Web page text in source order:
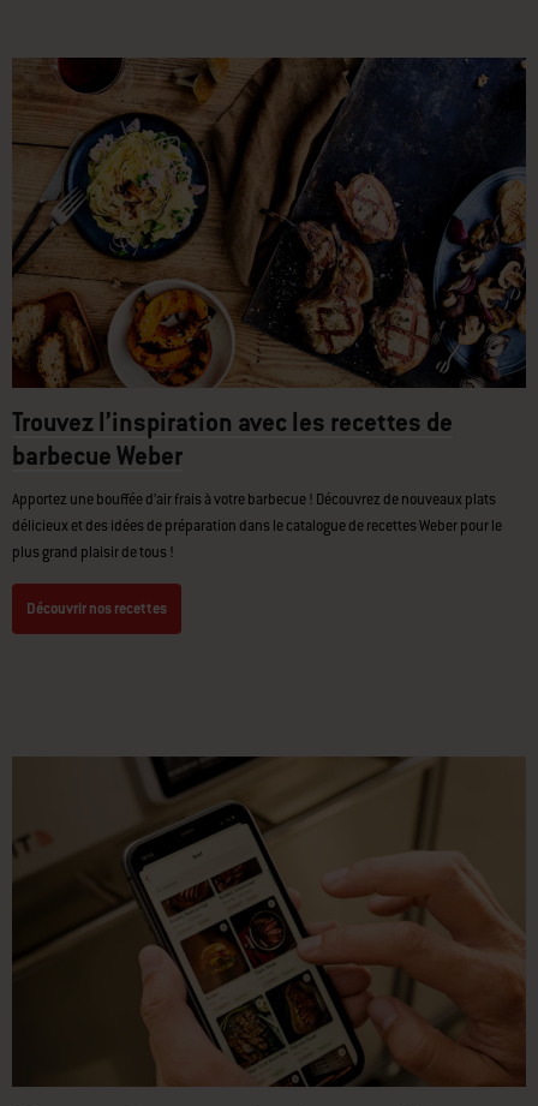
Trouvez l’inspiration avec les recettes de
barbecue Weber
Apportez une bouffée d’air frais à votre barbecue ! Découvrez de nouveaux plats
délicieux et des idées de préparation dans le catalogue de recettes Weber pour le
plus grand plaisir de tous !
Découvrir nos recettes